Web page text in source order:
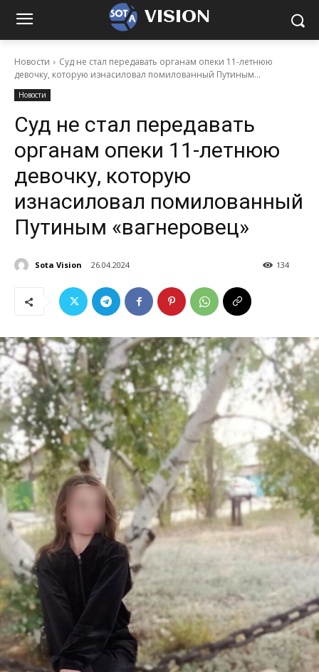
VISION
Новости
Суд не стал передавать органам опеки 11-летнюю
девочку, которую изнасиловал помилованный Путиным...
Новости
Суд не стал передавать
органам опеки 11-летнюю
девочку, которую
изнасиловал помилованный
Путиным «вагнеровец»
Sota Vision 26.04.2024 134